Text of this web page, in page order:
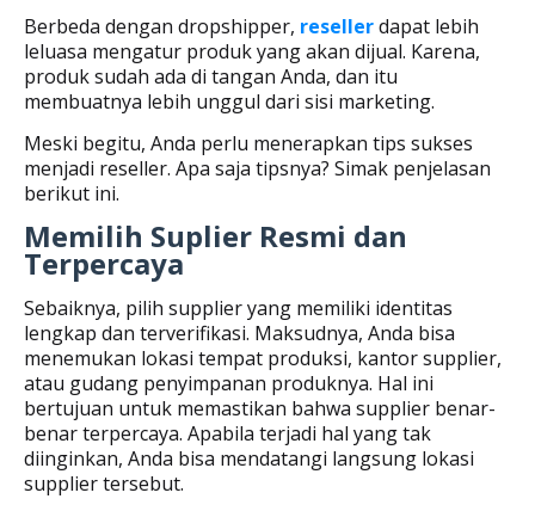
Berbeda dengan dropshipper, resellerdapat lebih
leluasa mengatur produk yang akan dijual. Karena,
produk sudah ada di tangan Anda, dan itu
membuatnya lebih unggul dari sisi marketing.
Meski begitu, Anda perlu menerapkan tips sukses
menjadi reseller. Apa saja tipsnya? Simak penjelasan
berikut ini.
Memilih Suplier Resmi dan
Terpercaya
Sebaiknya, pilih supplier yang memiliki identitas
lengkap dan terverifikasi. Maksudnya, Anda bisa
menemukan lokasi tempat produksi, kantor supplier,
atau gudang penyimpanan produknya. Hal ini
bertujuan untuk memastikan bahwa supplier benar-
benar terpercaya. Apabila terjadi hal yang tak
diinginkan, Anda bisa mendatangi langsung lokasi
supplier tersebut.